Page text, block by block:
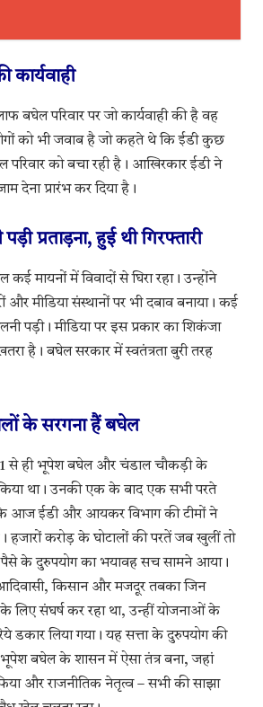
कार्यवाही
बघेल परिवार पर जो कार्यवाही की है वह
को भी जवाब है जो कहते थे कि ईडी कुछ
को बचा रही है। आखिरकार ईडी ने
देना प्रारंभ कर दिया है।
प्रताड़ना, हुई थी गिरफ्तारी
मायनों में विवादों से घिरा रहा। उन्होंने
और मीडिया संस्थानों पर भी दबाव बनाया। कई
पड़ी। मीडिया पर इस प्रकार का शिकंजा
है। बघेल सरकार में स्वतंत्रता बुरी तरह
के सरगना हैं बघेल
से ही भूपेश बघेल और चंडाल चौकड़ी के
था। उनकी एक के बाद एक सभी परते
आज ईडी और आयकर विभाग की टीमों ने
हजारों करोड़ के घोटालों की परतें जब खुलीं तो
के दुरुपयोग का भयावह सच सामने आया।
किसान और मजदूर तबका जिन
लिए संघर्ष कर रहा था, उन्हीं योजनाओं के
डकार लिया गया। यह सत्ता के दुरुपयोग की
भूपेश बघेल के शासन में ऐसा तंत्र बना, जहां
और राजनीतिक नेतृत्व – सभी की साझा